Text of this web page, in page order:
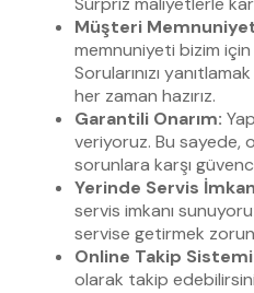
Müşteri
memnuniyeti bizim
Sorularınızı
her zaman hazırız.
Garantili Onarım:
veriyoruz. Bu sayede,
sorunlara karşı
Yerinde Servis
servis imkanı
servise getirmek
Online Takip
olarak takip